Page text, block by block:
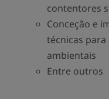
contentores
Conceção e
técnicas
ambientais
Entre outros